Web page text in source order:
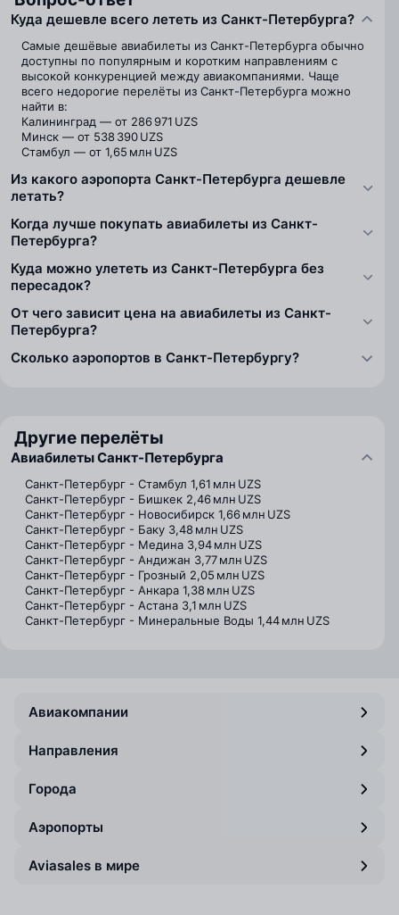
Куда дешевле всего лететь из Санкт-Петербурга?
Самые дешёвые авиабилеты из Санкт-Петербурга обычно
доступны по популярным и коротким направлениям с
высокой конкуренцией между авиакомпаниями. Чаще
всего недорогие перелёты из Санкт-Петербурга можно
найти в:
Калининград — от 286 971 UZS
Минск — от 538 390 UZS
Стамбул — от 1,65 млн UZS
Из какого аэропорта Санкт-Петербурга дешевле
летать?
Когда лучше покупать авиабилеты из Санкт-
Петербурга?
Куда можно улететь из Санкт-Петербурга без
пересадок?
От чего зависит цена на авиабилеты из Санкт-
Петербурга?
Сколько аэропортов в Санкт-Петербургу?
Другие перелёты
Авиабилеты Санкт-Петербурга
Санкт-Петербург - Стамбул 1,61 млн UZS
Санкт-Петербург - Бишкек 2,46 млн UZS
Санкт-Петербург - Новосибирск 1,66 млн UZS
Санкт-Петербург - Баку 3,48 млн UZS
Санкт-Петербург - Медина 3,94 млн UZS
Санкт-Петербург - Андижан 3,77 млн UZS
Санкт-Петербург - Грозный 2,05 млн UZS
Санкт-Петербург - Анкара 1,38 млн UZS
Санкт-Петербург - Астана 3,1 млн UZS
Санкт-Петербург - Минеральные Воды 1,44 млн UZS
Авиакомпании
Направления
Города
Аэропорты
Aviasales в мире